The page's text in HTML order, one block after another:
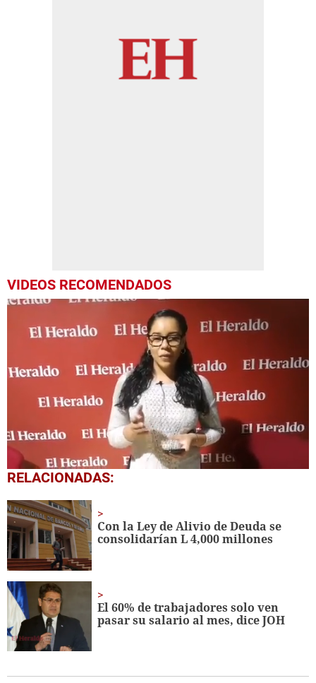
VIDEOS RECOMENDADOS
0
seconds
3
minutes,
1
second
RELACIONADAS:
Con la Ley de Alivio de Deuda se
consolidarían L 4,000 millones
El 60% de trabajadores solo ven
pasar su salario al mes, dice JOH